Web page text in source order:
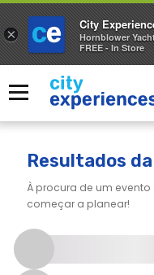
para
conteúdo
Menu
Resultados
À procura de um
começar a planear!
×
City
Hornblower
FREE - In Store